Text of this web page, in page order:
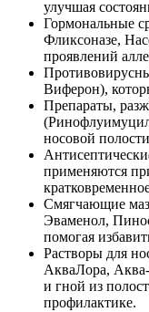
улучшая
Гормональные
Фликсоназе,
проявлений
Виферон),
Препараты,
носовой
применяются
Смягчающие
Эваменол,
помогая
Растворы для
АкваЛора,
и гной из
профилактике.